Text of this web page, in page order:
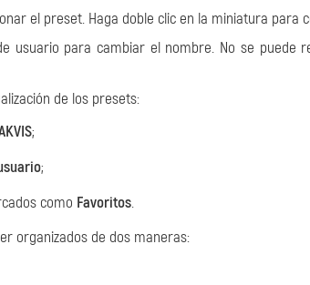
el preset. Haga doble clic en la miniatura para
usuario para cambiar el nombre. No se puede
de los presets:
;
;
como Favoritos.
organizados de dos maneras: